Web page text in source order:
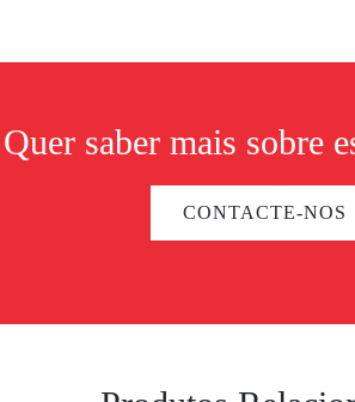
Quer saber mais sobre
CONTACTE-NOS